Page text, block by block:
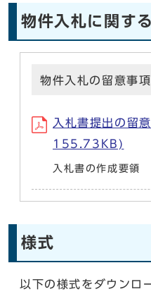
物件入札に関す
物件入札の留意事項
入札書提出の留
155.73KB)
入札書の作成要領
様式
以下の様式をダウンロ